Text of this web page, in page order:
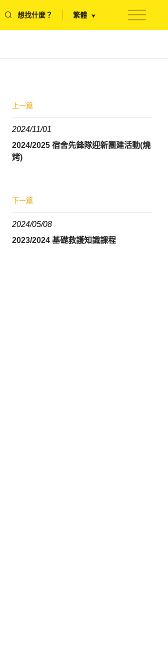
想找什麼？ 繁體
上一篇
2024/11/01
2024/2025 宿舍先鋒隊迎新團建活動(燒
烤)
下一篇
2024/05/08
2023/2024 基礎救護知識課程